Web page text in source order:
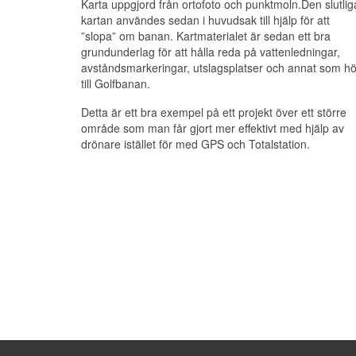
Karta uppgjord från ortofoto och punktmoln.Den
kartan användes sedan i huvudsak till hjälp för att
”slopa” om banan. Kartmaterialet är sedan ett bra
grundunderlag för att hålla reda på vattenledningar,
avståndsmarkeringar, utslagsplatser och annat som
till Golfbanan.
Detta är ett bra exempel på ett projekt över ett större
område som man får gjort mer effektivt med hjälp av
drönare istället för med GPS och Totalstation.